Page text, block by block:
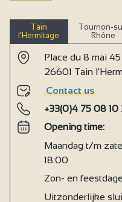
Tain
l’Hermitage
Tournon-
Rhône
Place du 8 mai
26601 Tain
Contact us
+33(0)4 75 08 10
Opening time:
Maandag t/m
18:00
Zon- en
Uitzonderlijke